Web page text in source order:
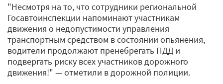
"Несмотря на то, что сотрудники региональной
Госавтоинспекции напоминают участникам
движения о недопустимости управления
транспортным средством в состоянии опьянения,
водители продолжают пренебрегать ПДД и
подвергать риску всех участников дорожного
движения!" — отметили в дорожной полиции.